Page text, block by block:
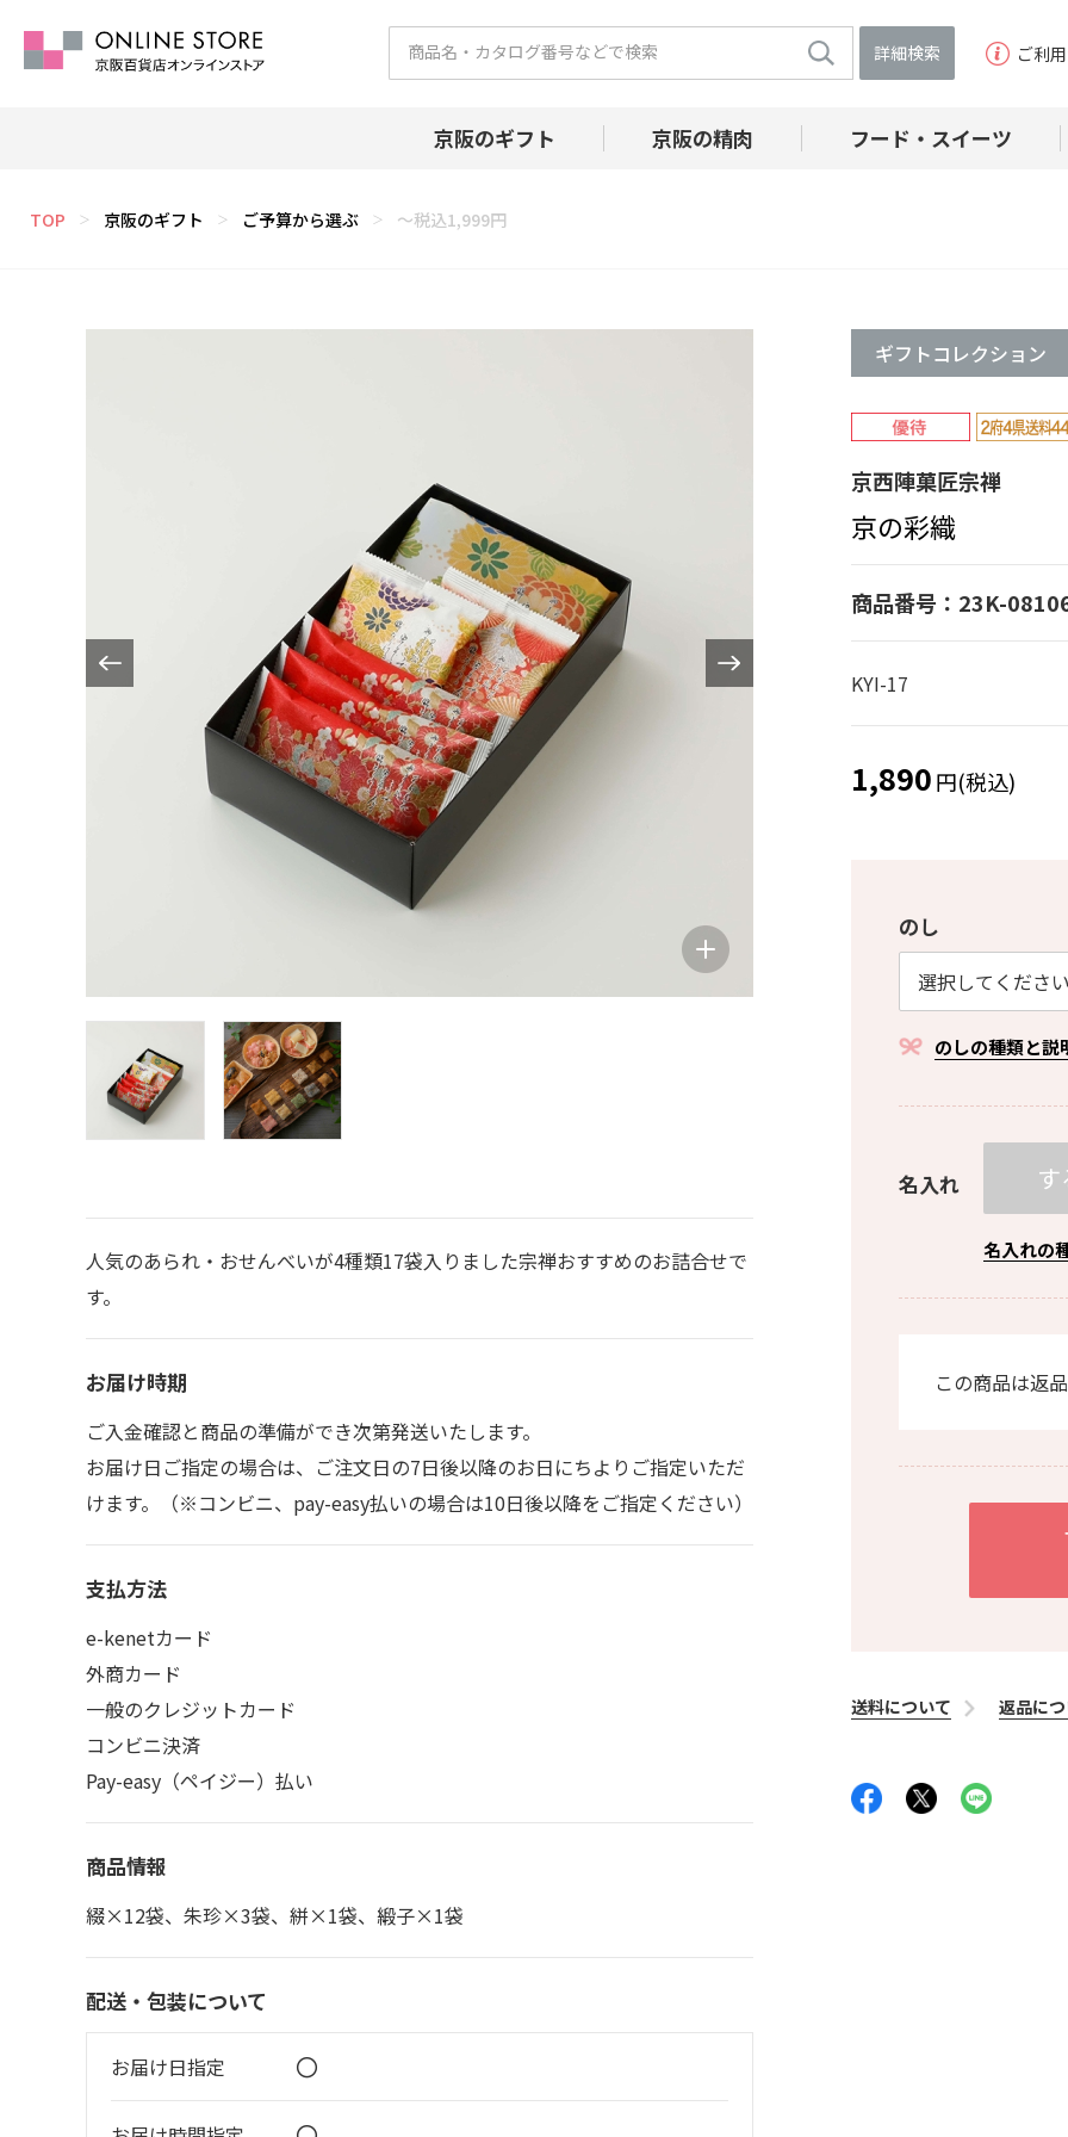
詳細検索 ご利
京阪のギフト 京阪の精肉 フード・スイーツ
TOP ＞ 京阪のギフト ＞ ご予算から選ぶ ＞ ～税込1,999円
人気のあられ・おせんべいが4種類17袋入りました宗禅おすすめのお詰合せで
す。
お届け時期
ご入金確認と商品の準備ができ次第発送いたします。
お届け日ご指定の場合は、ご注文日の7日後以降のお日にちよりご指定いただ
けます。（※コンビニ、pay-easy払いの場合は10日後以降をご指定ください）
支払方法
e-kenetカード
外商カード
一般のクレジットカード
コンビニ決済
Pay-easy（ペイジー）払い
商品情報
綴×12袋、朱珍×3袋、絣×1袋、緞子×1袋
配送・包装について
お届け日指定 〇
ギフトコレクション
京西陣菓匠宗禅
京の彩織
商品番号：23K-
KYI-17
1,890円(税込)
のし
のしの種類と説
名入れ す
名入れの
この商品は返
送料について 返品に